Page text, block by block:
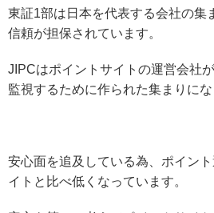
東証1部は日本を代表する会社の集
信頼が担保されています。
JIPCはポイントサイトの運営会社
監視するために作られた集まりにな
安心面を追及している為、ポイン
イトと比べ低くなっています。